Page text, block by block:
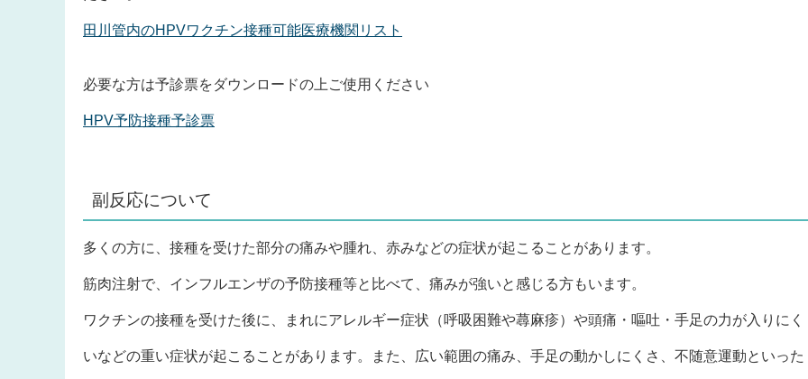
田川管内のHPVワクチン接種可能医療機関リスト
必要な方は予診票をダウンロードの上ご使用ください
HPV予防接種予診票
副反応について
多くの方に、接種を受けた部分の痛みや腫れ、赤みなどの症状が起こることがあります。
筋肉注射で、インフルエンザの予防接種等と比べて、痛みが強いと感じる方もいます。
ワクチンの接種を受けた後に、まれにアレルギー症状（呼吸困難や蕁麻疹）や頭痛・嘔吐・手足の力が入りにく
いなどの重い症状が起こることがあります。また、広い範囲の痛み、手足の動かしにくさ、不随意運動といった